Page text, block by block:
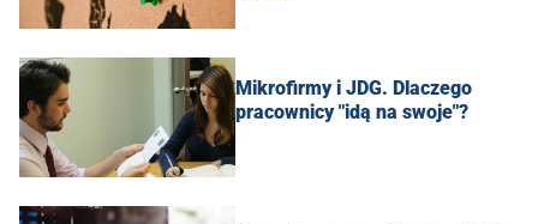
Mikrofirmy i JDG. Dlaczego
pracownicy "idą na swoje"?